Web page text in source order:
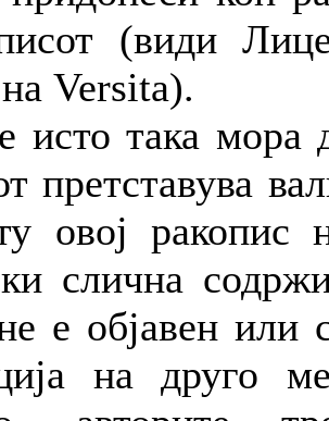
(види
Versita).
исто така мора
претставува
овој ракопис
слична
е објавен или
на друго